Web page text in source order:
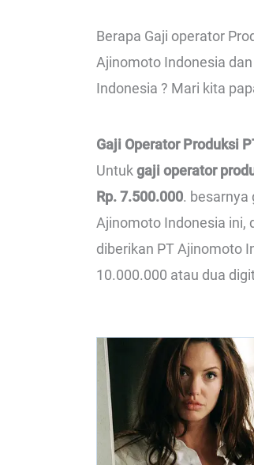
Berapa Gaji operator
Ajinomoto Indonesia
Indonesia ? Mari kita
Gaji Operator Produksi
Untukgaji operator
Rp. 7.500.000. besarnya
Ajinomoto Indonesia ini,
diberikan PT Ajinomoto
10.000.000 atau dua